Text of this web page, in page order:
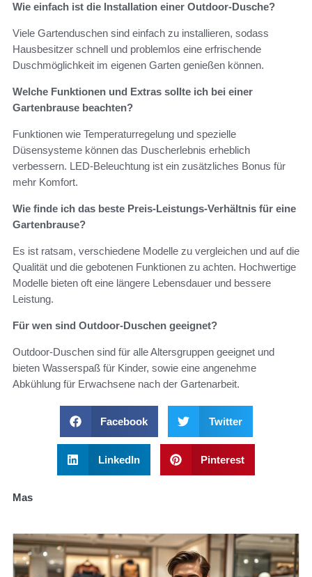
Wie einfach ist die Installation einer Outdoor-Dusche?
Viele Gartenduschen sind einfach zu installieren, sodass
Hausbesitzer schnell und problemlos eine erfrischende
Duschmöglichkeit im eigenen Garten genießen können.
Welche Funktionen und Extras sollte ich bei einer
Gartenbrause beachten?
Funktionen wie Temperaturregelung und spezielle
Düsensysteme können das Duscherlebnis erheblich
verbessern. LED-Beleuchtung ist ein zusätzliches Bonus für
mehr Komfort.
Wie finde ich das beste Preis-Leistungs-Verhältnis für eine
Gartenbrause?
Es ist ratsam, verschiedene Modelle zu vergleichen und auf die
Qualität und die gebotenen Funktionen zu achten. Hochwertige
Modelle bieten oft eine längere Lebensdauer und bessere
Leistung.
Für wen sind Outdoor-Duschen geeignet?
Outdoor-Duschen sind für alle Altersgruppen geeignet und
bieten Wasserspaß für Kinder, sowie eine angenehme
Abkühlung für Erwachsene nach der Gartenarbeit.
Facebook Twitter
LinkedIn Pinterest
Mas